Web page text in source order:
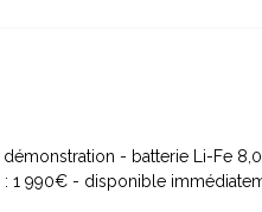
- batterie Li-Fe
: 1 990€ - disponible